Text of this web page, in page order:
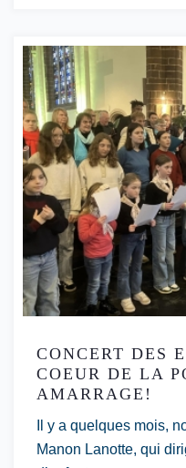
CONCERT DES
COEUR DE LA
AMARRAGE!
Il y a quelques mois,
Manon Lanotte, qui